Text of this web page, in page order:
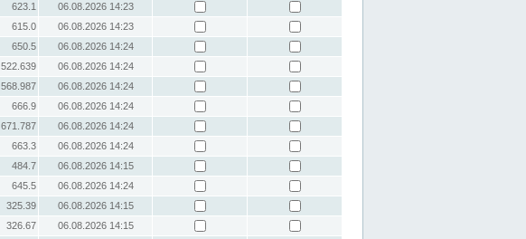
623.1
06.08.2026 14:23
615.0
06.08.2026 14:23
650.5
06.08.2026 14:24
522.639
06.08.2026 14:24
568.987
06.08.2026 14:24
666.9
06.08.2026 14:24
671.787
06.08.2026 14:24
663.3
06.08.2026 14:24
484.7
06.08.2026 14:15
645.5
06.08.2026 14:24
325.39
06.08.2026 14:15
326.67
06.08.2026 14:15